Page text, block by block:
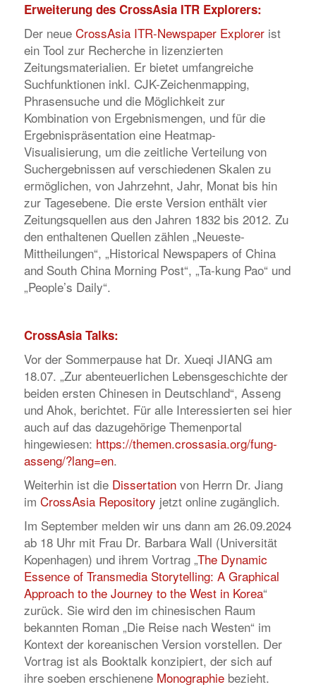
Erweiterung des CrossAsia ITR Explorers:
Der neue CrossAsia ITR-Newspaper Explorerist
ein Tool zur Recherche in lizenzierten
Zeitungsmaterialien. Er bietet umfangreiche
Suchfunktionen inkl. CJK-Zeichenmapping,
Phrasensuche und die Möglichkeit zur
Kombination von Ergebnismengen, und für die
Ergebnispräsentation eine Heatmap-
Visualisierung, um die zeitliche Verteilung von
Suchergebnissen auf verschiedenen Skalen zu
ermöglichen, von Jahrzehnt, Jahr, Monat bis hin
zur Tagesebene. Die erste Version enthält vier
Zeitungsquellen aus den Jahren 1832 bis 2012. Zu
den enthaltenen Quellen zählen „Neueste-
Mittheilungen“, „Historical Newspapers of China
and South China Morning Post“, „Ta-kung Pao“ und
„People’s Daily“.
CrossAsia Talks:
Vor der Sommerpause hat Dr. Xueqi JIANG am
18.07. „Zur abenteuerlichen Lebensgeschichte der
beiden ersten Chinesen in Deutschland“, Asseng
und Ahok, berichtet. Für alle Interessierten sei hier
auch auf das dazugehörige Themenportal
hingewiesen: https://themen.crossasia.org/fung-
asseng/?lang=en.
Weiterhin ist die Dissertationvon Herrn Dr. Jiang
im CrossAsia Repository jetzt online zugänglich.
Im September melden wir uns dann am 26.09.2024
ab 18 Uhr mit Frau Dr. Barbara Wall (Universität
Kopenhagen) und ihrem Vortrag „The Dynamic
Essence of Transmedia Storytelling: A Graphical
Approach to the Journey to the West in Korea“
zurück. Sie wird den im chinesischen Raum
bekannten Roman „Die Reise nach Westen“ im
Kontext der koreanischen Version vorstellen. Der
Vortrag ist als Booktalk konzipiert, der sich auf
ihre soeben erschienene Monographiebezieht.